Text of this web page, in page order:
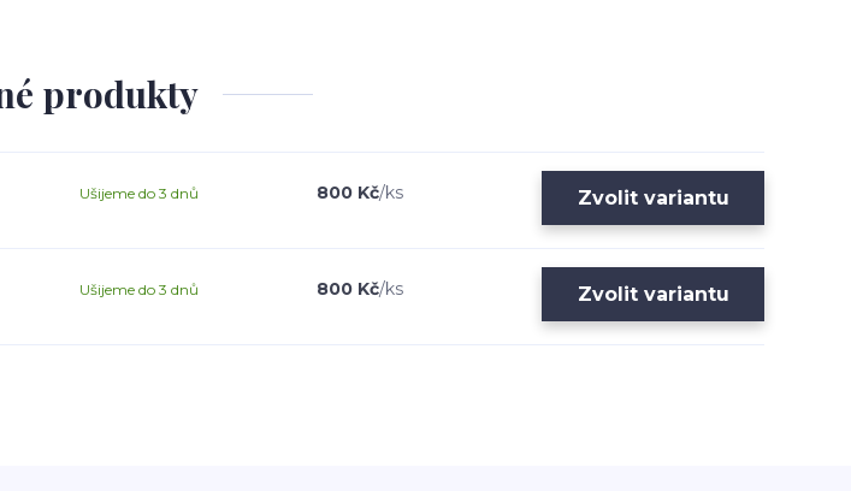
produkty
800 Kč/ks
Ušijeme do 3 dnů Zvolit variantu
800 Kč/ks
Ušijeme do 3 dnů Zvolit variantu